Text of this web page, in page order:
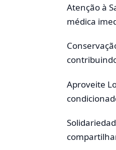
Atenção à
médica
Aproveite